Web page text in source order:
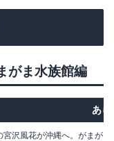
がま水族館編
あら
宮沢風花が沖縄へ。がまが